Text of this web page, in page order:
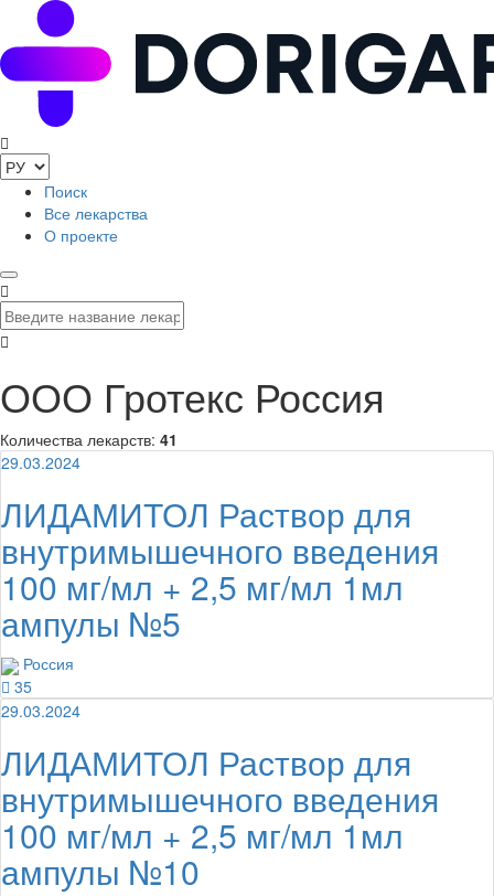
Поиск
Все лекарства
О проекте
ООО Гротекс Россия
Количества лекарств: 41
29.03.2024
ЛИДАМИТОЛ Раствор для
внутримышечного введения
100 мг/мл + 2,5 мг/мл 1мл
ампулы №5
Россия
35
29.03.2024
ЛИДАМИТОЛ Раствор для
внутримышечного введения
100 мг/мл + 2,5 мг/мл 1мл
ампулы №10